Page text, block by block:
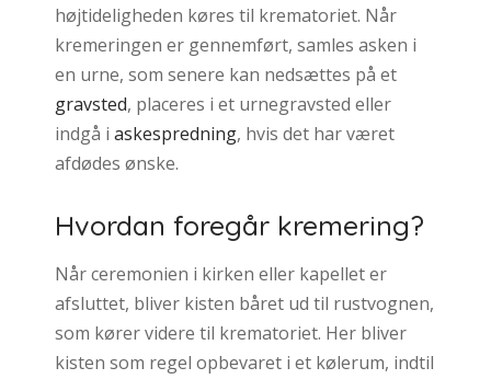
højtideligheden køres til krematoriet. Når
kremeringen er gennemført, samles asken i
en urne, som senere kan nedsættes på et
gravsted, placeres i et urnegravsted eller
indgå i askespredning, hvis det har været
afdødes ønske.
Hvordan foregår kremering?
Når ceremonien i kirken eller kapellet er
afsluttet, bliver kisten båret ud til rustvognen,
som kører videre til krematoriet. Her bliver
kisten som regel opbevaret i et kølerum, indtil